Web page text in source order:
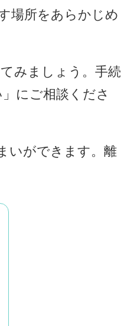
場所をあらかじめ
みましょう。手続
にご相談くださ
いができます。離